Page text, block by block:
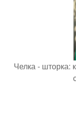
Челка - шторка: